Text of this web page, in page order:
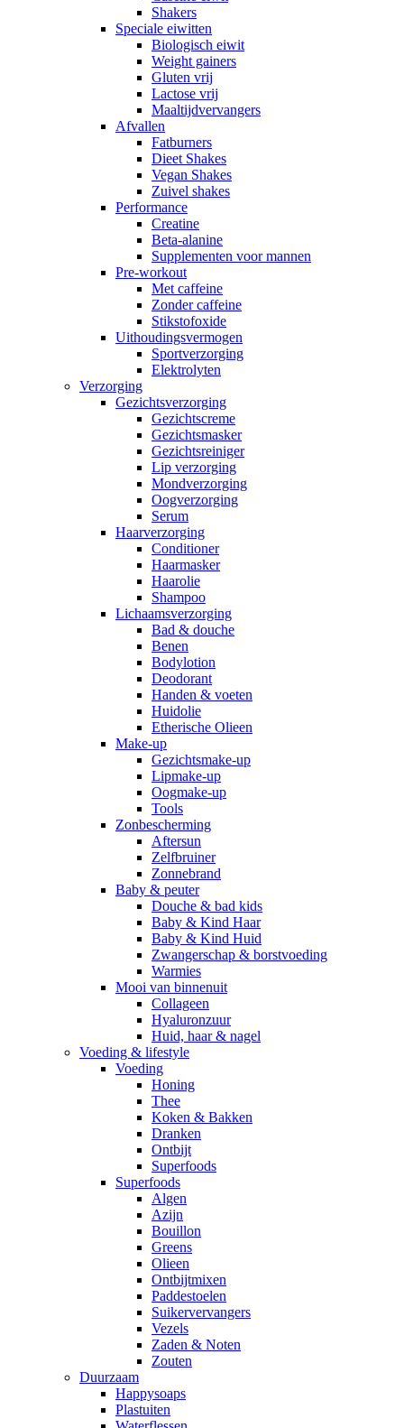
Shakers
Speciale eiwitten
Biologisch eiwit
Weight gainers
Gluten vrij
Lactose vrij
Maaltijdvervangers
Afvallen
Fatburners
Dieet Shakes
Vegan Shakes
Zuivel shakes
Performance
Creatine
Beta-alanine
Supplementen voor mannen
Pre-workout
Met caffeine
Zonder caffeine
Stikstofoxide
Uithoudingsvermogen
Sportverzorging
Elektrolyten
Verzorging
Gezichtsverzorging
Gezichtscreme
Gezichtsmasker
Gezichtsreiniger
Lip verzorging
Mondverzorging
Oogverzorging
Serum
Haarverzorging
Conditioner
Haarmasker
Haarolie
Shampoo
Lichaamsverzorging
Bad & douche
Benen
Bodylotion
Deodorant
Handen & voeten
Huidolie
Etherische Olieen
Make-up
Gezichtsmake-up
Lipmake-up
Oogmake-up
Tools
Zonbescherming
Aftersun
Zelfbruiner
Zonnebrand
Baby & peuter
Douche & bad kids
Baby & Kind Haar
Baby & Kind Huid
Zwangerschap & borstvoeding
Warmies
Mooi van binnenuit
Collageen
Hyaluronzuur
Huid, haar & nagel
Voeding & lifestyle
Voeding
Honing
Thee
Koken & Bakken
Dranken
Ontbijt
Superfoods
Superfoods
Algen
Azijn
Bouillon
Greens
Olieen
Ontbijtmixen
Paddestoelen
Suikervervangers
Vezels
Zaden & Noten
Zouten
Duurzaam
Happysoaps
Plastuiten